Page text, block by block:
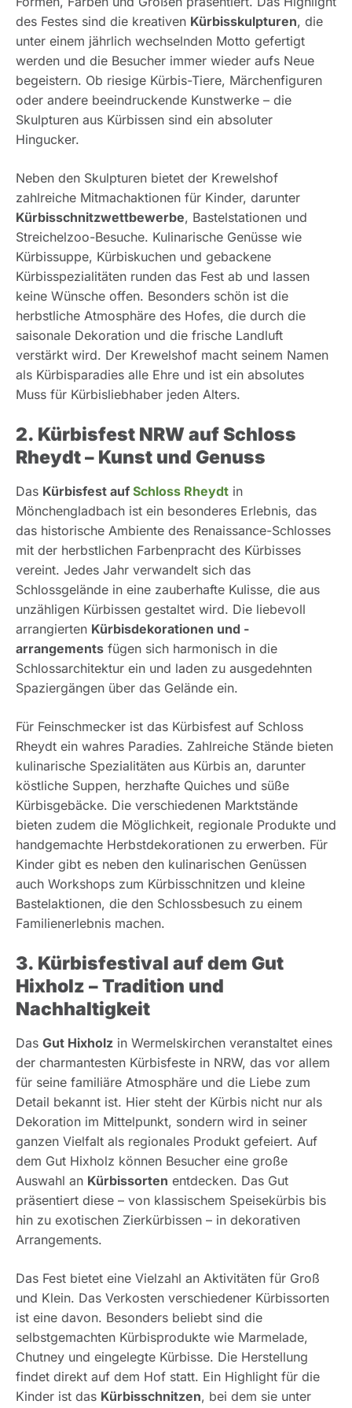
des Festes sind die kreativen Kürbisskulpturen, die
unter einem jährlich wechselnden Motto gefertigt
werden und die Besucher immer wieder aufs Neue
begeistern. Ob riesige Kürbis-Tiere, Märchenfiguren
oder andere beeindruckende Kunstwerke – die
Skulpturen aus Kürbissen sind ein absoluter
Hingucker.
Neben den Skulpturen bietet der Krewelshof
zahlreiche Mitmachaktionen für Kinder, darunter
Kürbisschnitzwettbewerbe, Bastelstationen und
Streichelzoo-Besuche. Kulinarische Genüsse wie
Kürbissuppe, Kürbiskuchen und gebackene
Kürbisspezialitäten runden das Fest ab und lassen
keine Wünsche offen. Besonders schön ist die
herbstliche Atmosphäre des Hofes, die durch die
saisonale Dekoration und die frische Landluft
verstärkt wird. Der Krewelshof macht seinem Namen
als Kürbisparadies alle Ehre und ist ein absolutes
Muss für Kürbisliebhaber jeden Alters.
2. Kürbisfest NRW auf Schloss
Rheydt – Kunst und Genuss
Das Kürbisfest auf Schloss Rheydt in
Mönchengladbach ist ein besonderes Erlebnis, das
das historische Ambiente des Renaissance-Schlosses
mit der herbstlichen Farbenpracht des Kürbisses
vereint. Jedes Jahr verwandelt sich das
Schlossgelände in eine zauberhafte Kulisse, die aus
unzähligen Kürbissen gestaltet wird. Die liebevoll
arrangierten Kürbisdekorationen und -
arrangements fügen sich harmonisch in die
Schlossarchitektur ein und laden zu ausgedehnten
Spaziergängen über das Gelände ein.
Für Feinschmecker ist das Kürbisfest auf Schloss
Rheydt ein wahres Paradies. Zahlreiche Stände bieten
kulinarische Spezialitäten aus Kürbis an, darunter
köstliche Suppen, herzhafte Quiches und süße
Kürbisgebäcke. Die verschiedenen Marktstände
bieten zudem die Möglichkeit, regionale Produkte und
handgemachte Herbstdekorationen zu erwerben. Für
Kinder gibt es neben den kulinarischen Genüssen
auch Workshops zum Kürbisschnitzen und kleine
Bastelaktionen, die den Schlossbesuch zu einem
Familienerlebnis machen.
3. Kürbisfestival auf dem Gut
Hixholz – Tradition und
Nachhaltigkeit
Das Gut Hixholz in Wermelskirchen veranstaltet eines
der charmantesten Kürbisfeste in NRW, das vor allem
für seine familiäre Atmosphäre und die Liebe zum
Detail bekannt ist. Hier steht der Kürbis nicht nur als
Dekoration im Mittelpunkt, sondern wird in seiner
ganzen Vielfalt als regionales Produkt gefeiert. Auf
dem Gut Hixholz können Besucher eine große
Auswahl an Kürbissorten entdecken. Das Gut
präsentiert diese – von klassischem Speisekürbis bis
hin zu exotischen Zierkürbissen – in dekorativen
Arrangements.
Das Fest bietet eine Vielzahl an Aktivitäten für Groß
und Klein. Das Verkosten verschiedener Kürbissorten
ist eine davon. Besonders beliebt sind die
selbstgemachten Kürbisprodukte wie Marmelade,
Chutney und eingelegte Kürbisse. Die Herstellung
findet direkt auf dem Hof statt. Ein Highlight für die
Kinder ist das Kürbisschnitzen, bei dem sie unter